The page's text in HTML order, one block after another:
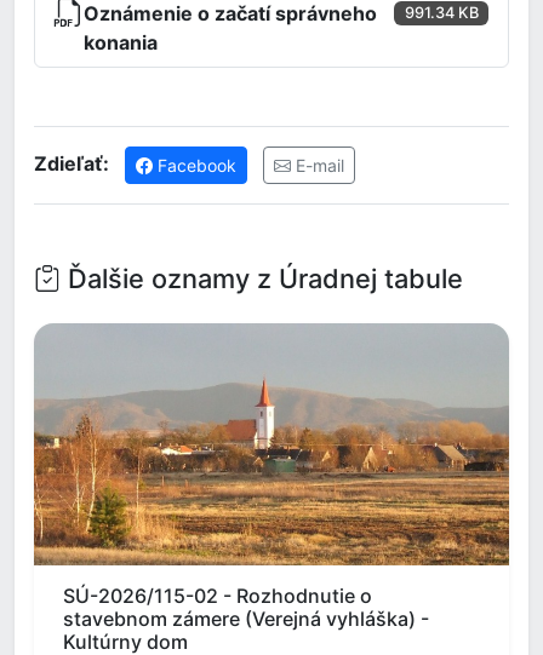
Oznámenie o začatí správneho
konania
991.34 KB
Zdieľať: Facebook E-mail
Ďalšie oznamy z Úradnej tabule
SÚ-2026/115-02 - Rozhodnutie o
stavebnom zámere (Verejná vyhláška) -
Kultúrny dom